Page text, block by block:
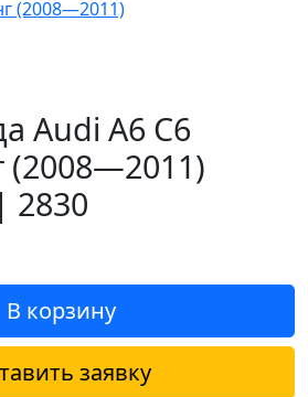
(2008—2011)
Audi A6 C6
(2008—2011)
2830
В корзину
заявку